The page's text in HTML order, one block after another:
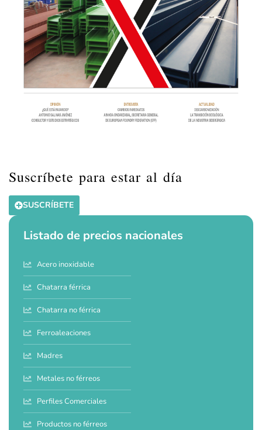
Suscríbete para estar al día
SUSCRÍBETE
Listado de precios nacionales
Acero inoxidable
Chatarra férrica
Chatarra no férrica
Ferroaleaciones
Madres
Metales no férreos
Perfiles Comerciales
Productos no férreos